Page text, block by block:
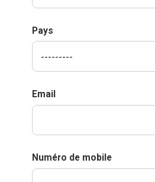
Pays
Email
Numéro de mobile